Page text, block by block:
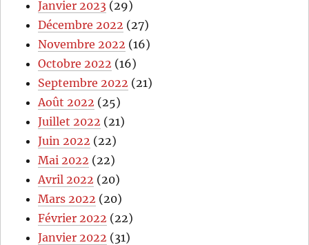
Janvier 2023 (29)
Décembre 2022 (27)
Novembre 2022 (16)
Octobre 2022 (16)
Septembre 2022 (21)
Août 2022 (25)
Juillet 2022 (21)
Juin 2022 (22)
Mai 2022 (22)
Avril 2022 (20)
Mars 2022 (20)
Février 2022 (22)
Janvier 2022 (31)